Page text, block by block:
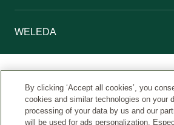
WELEDA
By clicking ‘Accept all cookies’, you
cookies and similar technologies on your
processing of your data by us and our
will be used for ads personalization.